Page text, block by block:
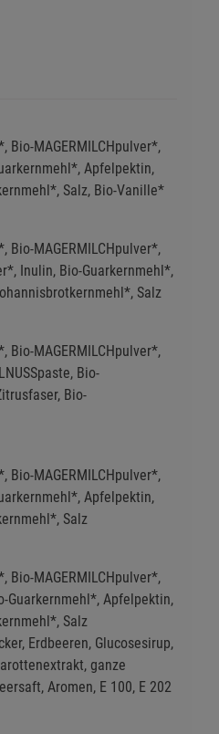
Bio-MAGERMILCHpulver*,
Apfelpektin,
Salz, Bio-Vanille*
Bio-MAGERMILCHpulver*,
Inulin, Bio-Guarkernmehl*,
Salz
Bio-MAGERMILCHpulver*,
Bio-
Bio-
Bio-MAGERMILCHpulver*,
Apfelpektin,
Salz
Bio-MAGERMILCHpulver*,
Guarkernmehl*, Apfelpektin,
Salz
Erdbeeren, Glucosesirup,
ganze
Aromen, E 100, E 202